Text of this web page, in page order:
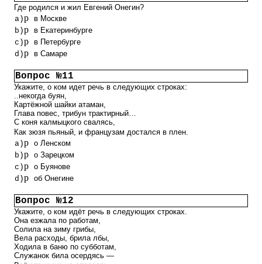
Где родился и жил Евгений Онегин?
a)p в Москве
b)p в Екатеринбурге
c)p в Петербурге
d)p в Самаре
Вопрос №11
Укажите, о ком идет речь в следующих строках:
..некогда буян,
Картёжной шайки атаман,
Глава повес, трибун трактирный…
С коня калмыцкого свалясь,
Как зюзя пьяный, и французам достался в плен.
a)p о Ленском
b)p о Зарецком
c)p о Буянове
d)p об Онегине
Вопрос №12
Укажите, о ком идёт речь в следующих строках.
Она езжала по работам,
Солила на зиму грибы,
Вела расходы, брила лбы,
Ходила в баню по субботам,
Служанок била осердясь —